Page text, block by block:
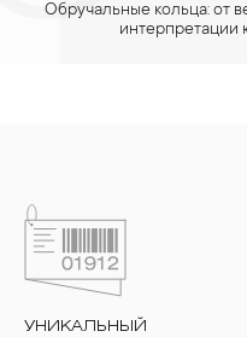
Обручальные кольца: от
интерпретации
УНИКАЛЬНЫЙ